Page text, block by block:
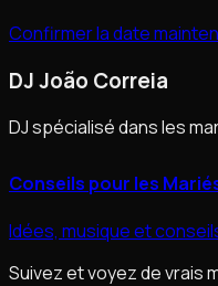
Confirmer la date
DJ João Correia
DJ spécialisé dans les
Conseils pour les
Idées, musique et
Suivez et voyez de vrais